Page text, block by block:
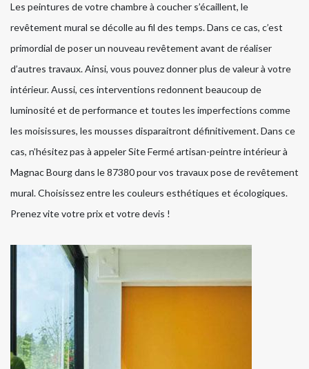
Les peintures de votre chambre à coucher s’écaillent, le
revêtement mural se décolle au fil des temps. Dans ce cas, c’est
primordial de poser un nouveau revêtement avant de réaliser
d’autres travaux. Ainsi, vous pouvez donner plus de valeur à votre
intérieur. Aussi, ces interventions redonnent beaucoup de
luminosité et de performance et toutes les imperfections comme
les moisissures, les mousses disparaitront définitivement. Dans ce
cas, n’hésitez pas à appeler Site Fermé artisan-peintre intérieur à
Magnac Bourg dans le 87380 pour vos travaux pose de revêtement
mural. Choisissez entre les couleurs esthétiques et écologiques.
Prenez vite votre prix et votre devis !